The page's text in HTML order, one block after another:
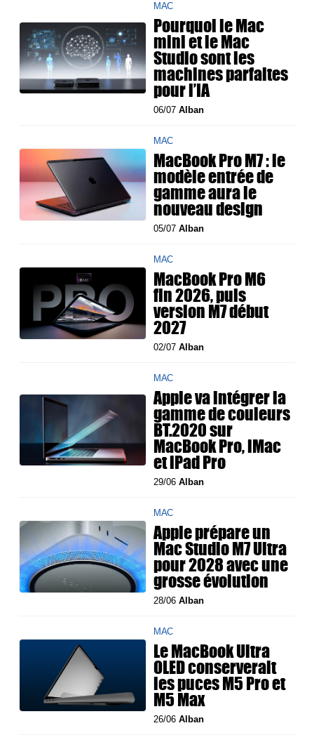
MAC
Pourquoi le Mac
mini et le Mac
Studio sont les
machines parfaites
pour l’IA
06/07Alban
MAC
MacBook Pro M7 : le
modèle entrée de
gamme aura le
nouveau design
05/07Alban
MAC
MacBook Pro M6
fin 2026, puis
version M7 début
2027
02/07Alban
MAC
Apple va intégrer la
gamme de couleurs
BT.2020 sur
MacBook Pro, iMac
et iPad Pro
29/06Alban
MAC
Apple prépare un
Mac Studio M7 Ultra
pour 2028 avec une
grosse évolution
28/06Alban
MAC
Le MacBook Ultra
OLED conserverait
les puces M5 Pro et
M5 Max
26/06Alban